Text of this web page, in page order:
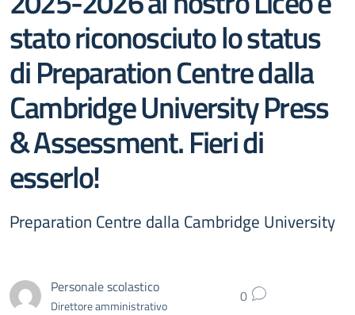
stato riconosciuto lo status
di Preparation Centre dalla
Cambridge University Press
& Assessment. Fieri di
esserlo!
Preparation Centre dalla Cambridge University
Personale scolastico
Direttore amministrativo 0